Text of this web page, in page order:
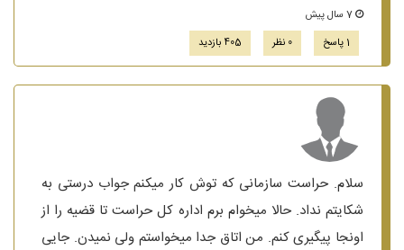
1 پاسخ
0 نظر 405 بازدید
سلام. حراست سازمانی که توش کار میکنم جواب درستی به
شکایتم نداد. حالا میخوام برم اداره کل حراست تا قضیه را از
اونجا پیگیری کنم. من اتاق جدا میخواستم ولی نمیدن. جایی